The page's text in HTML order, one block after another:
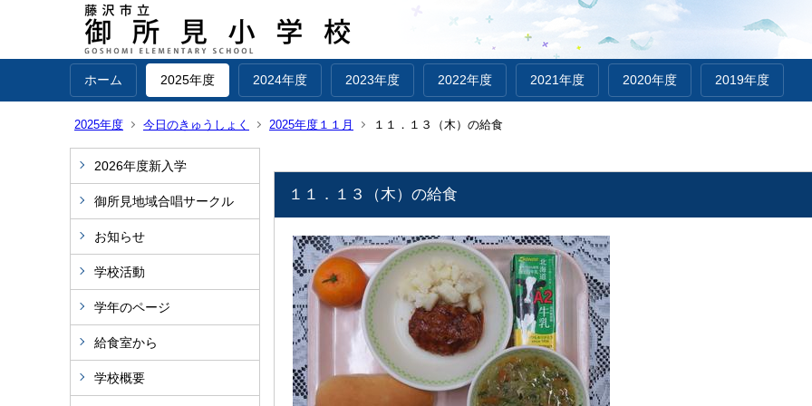
ホーム 2025年度 2024年度 2023年度 2022年度 2021年度 2020年度 2019年度
2025年度 今日のきゅうしょく 2025年度１１月 １１．１３（木）の給食
2026年度新入学
御所見地域合唱サークル
お知らせ
学校活動
学年のページ
給食室から
学校概要
１１．１３（木）の給食